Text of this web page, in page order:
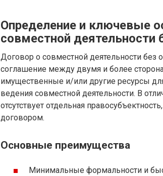
Определение и ключевые
совместной деятельности
Договор о совместной деятельности без
соглашение между двумя и более
имущественные и/или другие ресурсы
ведения совместной деятельности. В
отсутствует отдельная
договором.
Основные преимущества
Минимальные формальности и